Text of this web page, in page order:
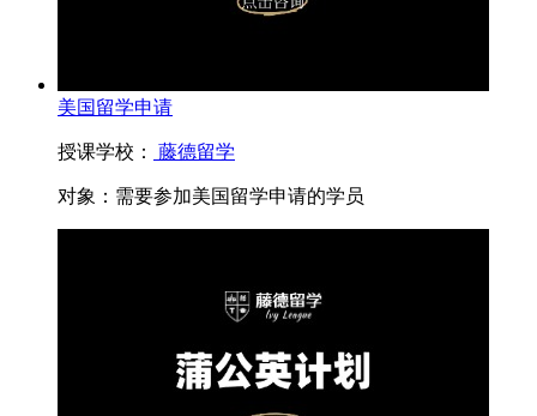
美国留学申请
授课学校： 藤德留学
对象： 需要参加美国留学申请的学员